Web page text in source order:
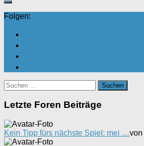
Folgen:
Suchen
nach:
Letzte Foren Beiträge
Kein Tipp fürs nächste Spiel: mei …von